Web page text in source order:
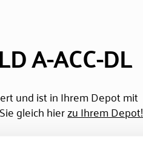
A-ACC-DL
und ist in Ihrem Depot mit
gleich hierzu Ihrem Depot!